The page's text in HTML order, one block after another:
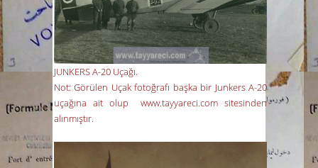
JUNKERS A-20 Uçağı.
Not: Görülen Uçak fotoğrafı başka bir Junkers A-20
uçağına ait olup www.tayyareci.com sitesinden
alınmıştır.